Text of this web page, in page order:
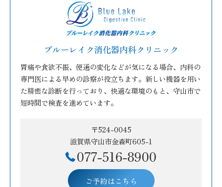
ブルーレイク消化器内科クリニック
胃痛や食欲不振、便通の変化などが気になる場合、内科の
専門医による早めの診察が役立ちます。新しい機器を用い
た精密な診断を行っており、快適な環境のもと、守山市で
短時間で検査を進めています。
〒524-0045
滋賀県守山市金森町605-1
077-516-8900
ご予約はこちら